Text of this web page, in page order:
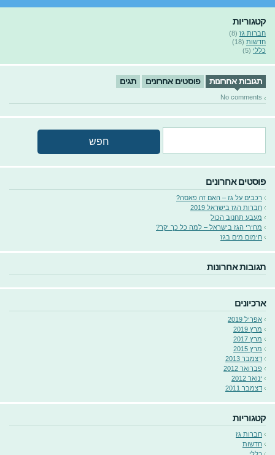
קטגוריות
חברות גז (8)
חדשות (18)
כללי (5)
תגובות אחרונות פוסטים אחרונים תגים
No comments
פוסטים אחרונים
רכבים על גז – האם זה פאסה?
חברות הגז בישראל 2019
מעבע תחנוב הכול
מחירי הגז בישראל – למה כל כך יקר?
חימום מים בגז
תגובות אחרונות
ארכיונים
אפריל 2019
מרץ 2019
מרץ 2017
מרץ 2015
דצמבר 2013
פברואר 2012
ינואר 2012
דצמבר 2011
קטגוריות
חברות גז
חדשות